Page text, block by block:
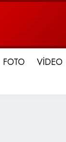
FOTO VİDEO